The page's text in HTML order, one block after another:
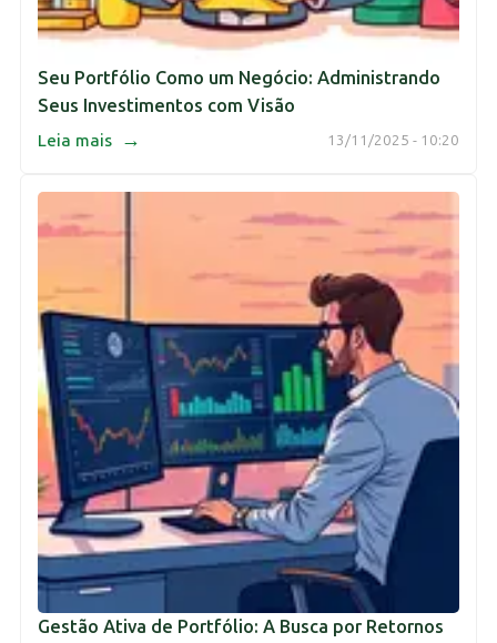
Seu Portfólio Como um Negócio: Administrando
Seus Investimentos com Visão
13/11/2025 - 10:20
Leia mais →
Gestão Ativa de Portfólio: A Busca por Retornos